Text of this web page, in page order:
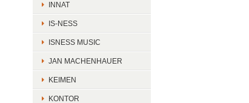
INNAT
IS-NESS
ISNESS MUSIC
JAN MACHENHAUER
KEIMEN
KONTOR